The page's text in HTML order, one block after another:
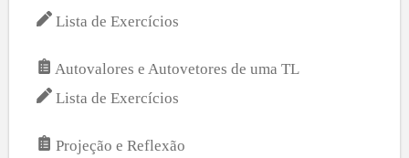
Lista de Exercícios
Autovalores e Autovetores de uma TL
Lista de Exercícios
Projeção e Reflexão